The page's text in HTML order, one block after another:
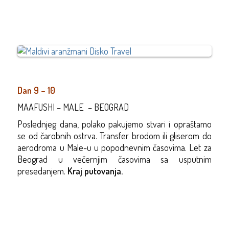
Dan 9 –10
MAAFUSHI – MALE – BEOGRAD
Poslednjeg dana, polako pakujemo stvari i opraštamo
se od čarobnih ostrva. Transfer brodom ili gliserom do
aerodroma u Male-u upopodnevnim časovima. Let za
Beograd uvečernjim časovima sa usputnim
presedanjem. Kraj putovanja.